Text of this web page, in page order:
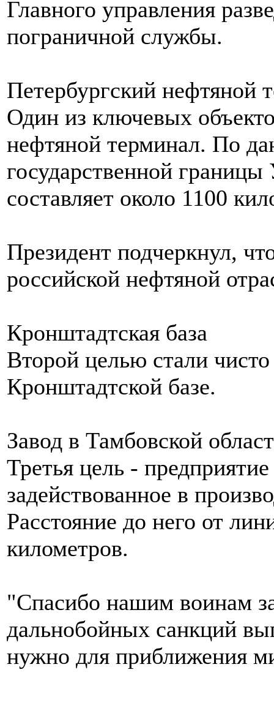
Главного управления
пограничной службы.
Петербургский нефтяной
Один из ключевых
нефтяной терминал. По
государственной
составляет около 1100
Президент подчеркнул,
российской нефтяной
Кронштадтская база
Второй целью стали
Кронштадтской базе.
Завод в Тамбовской
Третья цель -
задействованное в
Расстояние до него от
километров.
"Спасибо нашим воинам
дальнобойных санкций
нужно для приближения